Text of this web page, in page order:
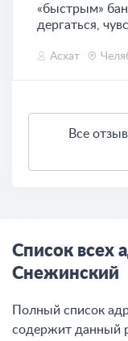
«быстрым»
дергаться,
Асхат
Все
Список всех
Снежинский
Полный список
содержит данный